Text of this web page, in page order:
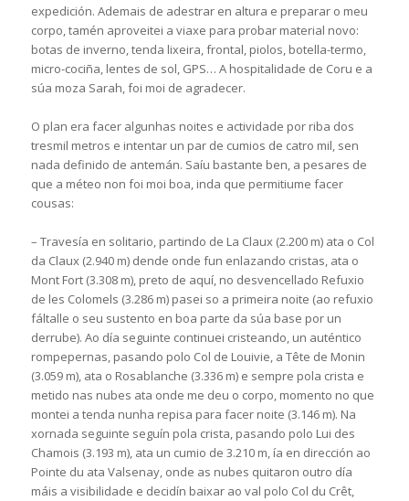
expedición. Ademais de adestrar en altura e preparar o meu
corpo, tamén aproveitei a viaxe para probar material novo:
botas de inverno, tenda lixeira, frontal, piolos, botella-termo,
micro-cociña, lentes de sol, GPS… A hospitalidade de Coru e a
súa moza Sarah, foi moi de agradecer.
O plan era facer algunhas noites e actividade por riba dos
tresmil metros e intentar un par de cumios de catro mil, sen
nada definido de antemán. Saíu bastante ben, a pesares de
que a méteo non foi moi boa, inda que permitiume facer
cousas:
– Travesía en solitario, partindo de La Claux (2.200 m) ata o Col
da Claux (2.940 m) dende onde fun enlazando cristas, ata o
Mont Fort (3.308 m), preto de aquí, no desvencellado Refuxio
de les Colomels (3.286 m) pasei so a primeira noite (ao refuxio
fáltalle o seu sustento en boa parte da súa base por un
derrube). Ao día seguinte continuei cristeando, un auténtico
rompepernas, pasando polo Col de Louivie, a Tête de Monin
(3.059 m), ata o Rosablanche (3.336 m) e sempre pola crista e
metido nas nubes ata onde me deu o corpo, momento no que
montei a tenda nunha repisa para facer noite (3.146 m). Na
xornada seguinte seguín pola crista, pasando polo Lui des
Chamois (3.193 m), ata un cumio de 3.210 m, ía en dirección ao
Pointe du ata Valsenay, onde as nubes quitaron outro día
máis a visibilidade e decidín baixar ao val polo Col du Crêt,